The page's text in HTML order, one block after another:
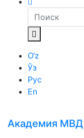
O‘z
Ўз
Рус
En
Академия МВД